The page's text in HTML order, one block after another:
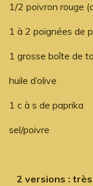
1/2 poivron rouge
1 à 2 poignées de
1 grosse boîte de
huile d’olive
1 c à s de paprika
sel/poivre
2 versions :